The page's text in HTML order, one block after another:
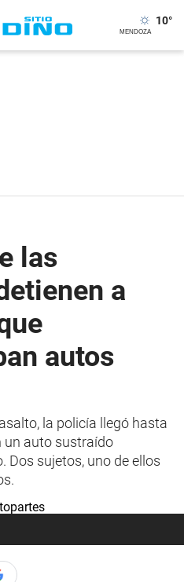
10°
las
a
autos
la policía llegó hasta
un auto sustraído
sujetos, uno de ellos